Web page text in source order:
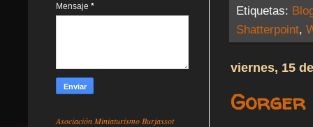
Etiquetas:
Shatterpoint,
viernes, 15
Gorger
Mensaje *
Asociación Miniaturismo Burjassot